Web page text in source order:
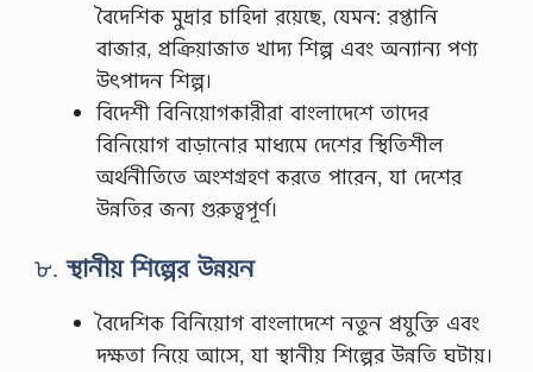
বৈদেশিক মুদ্রার চাহিদা রয়েছে, যেমন: রপ্তানি
বাজার, প্রক্রিয়াজাত খাদ্য শিল্প এবং অন্যান্য পণ্য
উৎপাদন শিল্প।
বিদেশী বিনিয়োগকারীরা বাংলাদেশে তাদের
বিনিয়োগ বাড়ানোর মাধ্যমে দেশের স্থিতিশীল
অর্থনীতিতে অংশগ্রহণ করতে পারেন, যা দেশের
উন্নতির জন্য গুরুত্বপূর্ণ।
৮.স্থানীয় শিল্পের উন্নয়ন
বৈদেশিক বিনিয়োগ বাংলাদেশে নতুন প্রযুক্তি এবং
দক্ষতা নিয়ে আসে, যা স্থানীয় শিল্পের উন্নতি ঘটায়।